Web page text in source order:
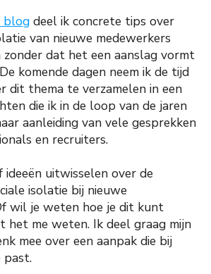
blog deel ik concrete tips over
van nieuwe medewerkers
dat het een aanslag vormt
komende dagen neem ik de tijd
dit thema te verzamelen in een
die ik in de loop van de jaren
aanleiding van vele gesprekken
en recruiters.
uitwisselen over de
isolatie bij nieuwe
wil je weten hoe je dit kunt
het me weten. Ik deel graag mijn
mee over een aanpak die bij
past.